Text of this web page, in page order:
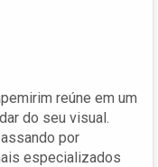
reúne em um
do seu visual.
por
especializados